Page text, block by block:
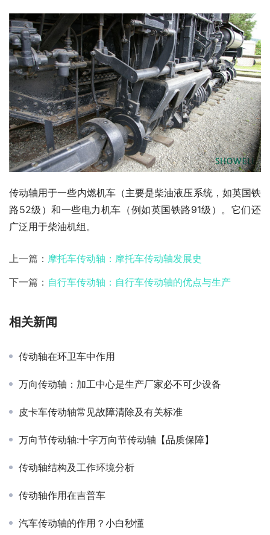
传动轴用于一些内燃机车（主要是柴油液压系统，如英国铁
路52级）和一些电力机车（例如英国铁路91级）。它们还
广泛用于柴油机组。
上一篇： 摩托车传动轴：摩托车传动轴发展史
下一篇： 自行车传动轴：自行车传动轴的优点与生产
相关新闻
传动轴在环卫车中作用
万向传动轴：加工中心是生产厂家必不可少设备
皮卡车传动轴常见故障清除及有关标准
万向节传动轴:十字万向节传动轴【品质保障】
传动轴结构及工作环境分析
传动轴作用在吉普车
汽车传动轴的作用？小白秒懂